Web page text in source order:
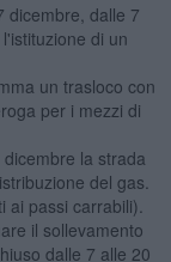
dicembre, dalle 7
di un
un trasloco con
per i mezzi di
la strada
del gas.
passi carrabili).
il sollevamento
dalle 7 alle 20